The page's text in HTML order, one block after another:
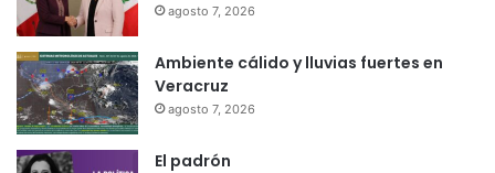
agosto 7, 2026
Ambiente cálido y lluvias fuertes en
Veracruz
agosto 7, 2026
El padrón